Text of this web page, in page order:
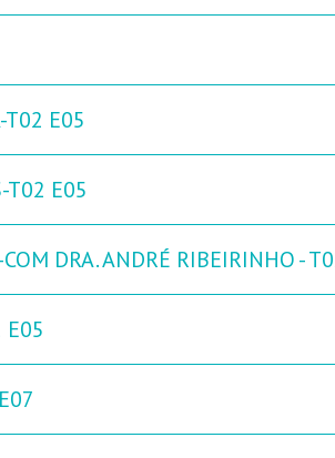
T02 E05
T02 E05
DRA. ANDRÉ RIBEIRINHO -
E05